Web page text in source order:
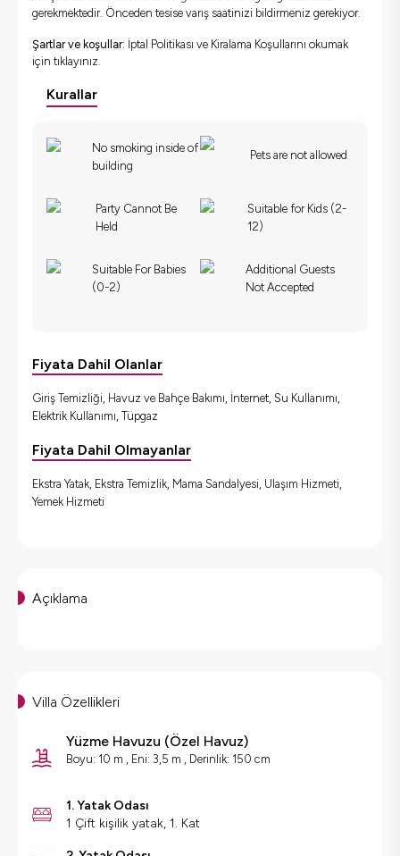
gerekmektedir. Önceden tesise varış saatinizi bildirmeniz gerekiyor.
Şartlar ve koşullar: İptal Politikası ve Kiralama Koşullarını okumak
için tıklayınız.
Kurallar
No smoking inside of
building
Pets are not allowed
Party Cannot Be
Held
Suitable for Kids (2-
12)
Suitable For Babies
(0-2)
Additional Guests
Not Accepted
Fiyata Dahil Olanlar
Giriş Temizliği, Havuz ve Bahçe Bakımı, İnternet, Su Kullanımı,
Elektrik Kullanımı, Tüpgaz
Fiyata Dahil Olmayanlar
Ekstra Yatak, Ekstra Temizlik, Mama Sandalyesi, Ulaşım Hizmeti,
Yemek Hizmeti
Açıklama
Villa Özellikleri
Yüzme Havuzu (Özel Havuz)
Boyu: 10 m , Eni: 3,5 m , Derinlik: 150 cm
1. Yatak Odası
1 Çift kişilik yatak, 1. Kat